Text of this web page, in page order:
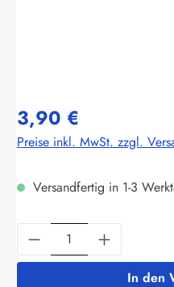
3,90 €
Preise inkl. MwSt. zzgl.
Versandfertig in 1-3
Produkt Anzahl:
In den